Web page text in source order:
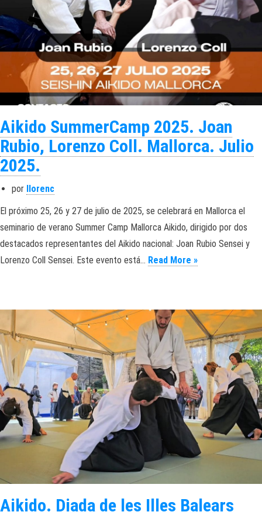
Aikido SummerCamp 2025. Joan
Rubio, Lorenzo Coll. Mallorca. Julio
2025.
por llorenc
El próximo 25, 26 y 27 de julio de 2025, se celebrará en Mallorca el
seminario de verano Summer Camp Mallorca Aikido, dirigido por dos
destacados representantes del Aikido nacional: Joan Rubio Sensei y
Lorenzo Coll Sensei. Este evento está… Read More »Aikido
Aikido. Diada de les Illes Balears